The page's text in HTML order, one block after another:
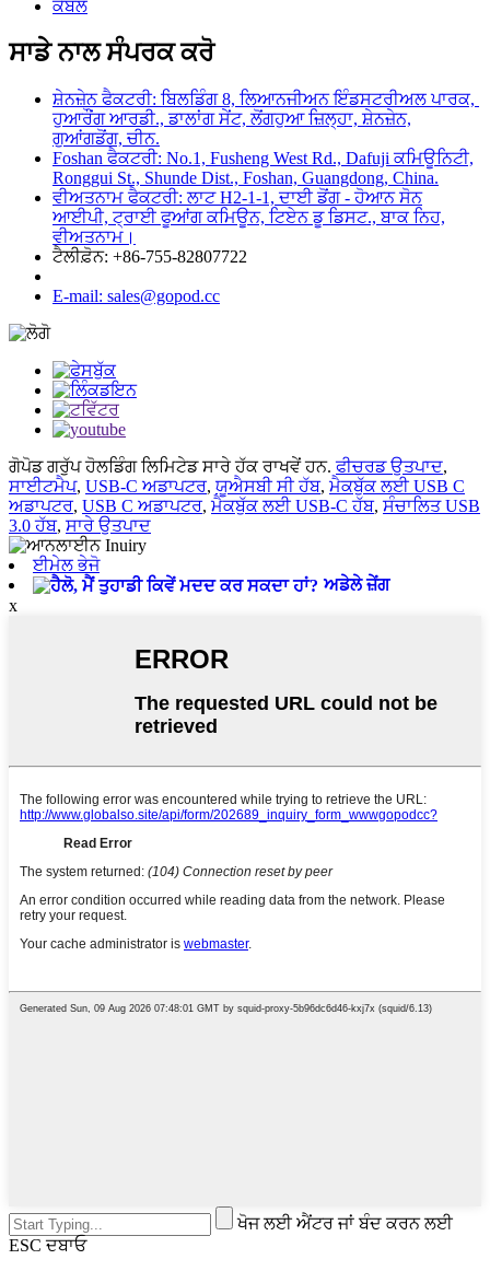
ਕੇਬਲ
ਸਾਡੇ ਨਾਲ ਸੰਪਰਕ ਕਰੋ
ਸ਼ੇਨਜ਼ੇਨ ਫੈਕਟਰੀ: ਬਿਲਡਿੰਗ 8, ਲਿਆਨਜੀਅਨ ਇੰਡਸਟਰੀਅਲ ਪਾਰਕ, ​​
ਹੁਆਰੌਂਗ ਆਰਡੀ., ਡਾਲਾਂਗ ਸੇਂਟ, ਲੋਂਗਹੁਆ ਜ਼ਿਲ੍ਹਾ, ਸ਼ੇਨਜ਼ੇਨ,
ਗੁਆਂਗਡੋਂਗ, ਚੀਨ.
Foshan ਫੈਕਟਰੀ: No.1, Fusheng West Rd., Dafuji ਕਮਿਊਨਿਟੀ,
Ronggui St., Shunde Dist., Foshan, Guangdong, China.
ਵੀਅਤਨਾਮ ਫੈਕਟਰੀ: ਲਾਟ H2-1-1, ਦਾਈ ਡੋਂਗ - ਹੋਆਨ ਸੋਨ
ਆਈਪੀ, ਟ੍ਰਾਈ ਫੂਆਂਗ ਕਮਿਊਨ, ਟਿਏਨ ਡੂ ਡਿਸਟ., ਬਾਕ ਨਿਹ,
ਵੀਅਤਨਾਮ।
ਟੈਲੀਫ਼ੋਨ: +86-755-82807722
E-mail: sales@gopod.cc
ਗੋਪੋਡ ਗਰੁੱਪ ਹੋਲਡਿੰਗ ਲਿਮਿਟੇਡ ਸਾਰੇ ਹੱਕ ਰਾਖਵੇਂ ਹਨ. ਫੀਚਰਡ ਉਤਪਾਦ,
ਸਾਈਟਮੈਪ, USB-C ਅਡਾਪਟਰ, ਯੂਐਸਬੀ ਸੀ ਹੱਬ, ਮੈਕਬੁੱਕ ਲਈ USB C
ਅਡਾਪਟਰ, USB C ਅਡਾਪਟਰ, ਮੈਕਬੁੱਕ ਲਈ USB-C ਹੱਬ, ਸੰਚਾਲਿਤ USB
3.0 ਹੱਬ, ਸਾਰੇ ਉਤਪਾਦ
ਈਮੇਲ ਭੇਜੋ
ਅਡੇਲੇ ਜ਼ੇਂਗ
x
ਖੋਜ ਲਈ ਐਂਟਰ ਜਾਂ ਬੰਦ ਕਰਨ ਲਈ
ESC ਦਬਾਓ